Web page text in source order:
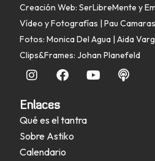
Creación Web: SerLibreMente y
Vídeo y Fotografías | Pau
Fotos: Monica Del Agua | Aida
Clips&Frames: Johan Planefeld
Enlaces
Qué es el tantra
Sobre Astiko
Calendario